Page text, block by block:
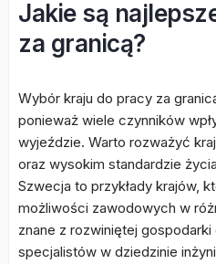
Jakie są
za granicą?
Wybór kraju do pracy za
ponieważ wiele czynników
wyjeździe. Warto rozważyć
oraz wysokim standardzie
Szwecja to przykłady krajów,
możliwości zawodowych w
znane z rozwiniętej
specjalistów w dziedzinie